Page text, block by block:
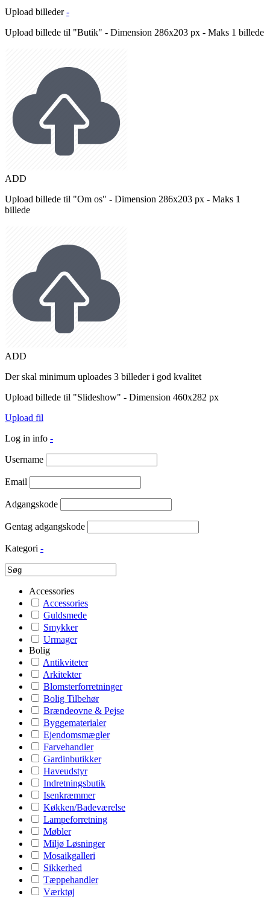
Upload billeder -
Upload billede til "Butik" - Dimension 286x203 px - Maks 1 billede
ADD
Upload billede til "Om os" - Dimension 286x203 px - Maks 1
billede
ADD
Der skal minimum uploades 3 billeder i god kvalitet
Upload billede til "Slideshow" - Dimension 460x282 px
Upload fil
Log in info -
Username
Email
Adgangskode
Gentag adgangskode
Kategori -
Accessories
Accessories
Guldsmede
Smykker
Urmager
Bolig
Antikviteter
Arkitekter
Blomsterforretninger
Bolig Tilbehør
Brændeovne & Pejse
Byggematerialer
Ejendomsmægler
Farvehandler
Gardinbutikker
Haveudstyr
Indretningsbutik
Isenkræmmer
Køkken/Badeværelse
Lampeforretning
Møbler
Miljø Løsninger
Mosaikgalleri
Sikkerhed
Tæppehandler
Værktøj